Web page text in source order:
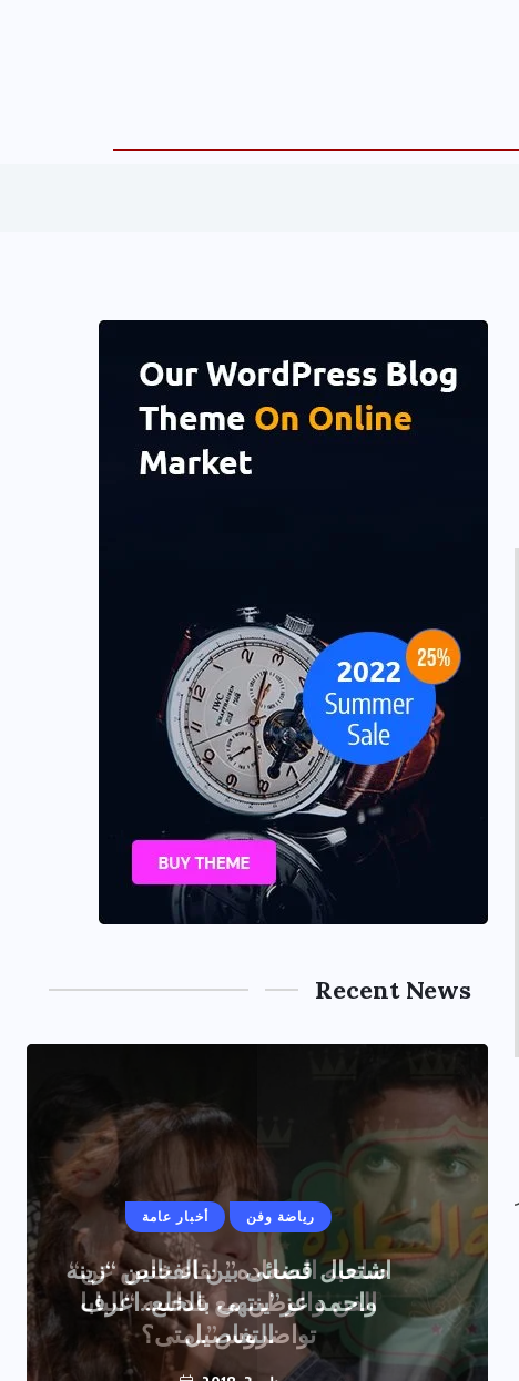
Recent News
أخبار عامة رياضة وفن
اشتعال قضائى بين الفنانين “زينه
واحمد عز”ينتهى بالخلع..اعرف
التفاصيل